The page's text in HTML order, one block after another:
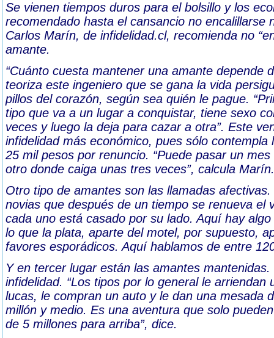
Se vienen tiempos duros para el bolsillo y los
recomendado hasta el cansancio no encalillarse
Carlos Marín, de infidelidad.cl, recomienda no
amante.
“Cuánto cuesta mantener una amante depende
teoriza este ingeniero que se gana la vida
pillos del corazón, según sea quién le pague.
tipo que va a un lugar a conquistar, tiene sexo
veces y luego la deja para cazar a otra”. Este
infidelidad más económico, pues sólo contempla
25 mil pesos por renuncio. “Puede pasar un
otro donde caiga unas tres veces”, calcula Marín.
Otro tipo de amantes son las llamadas
novias que después de un tiempo se renueva el
cada uno está casado por su lado. Aquí hay
lo que la plata, aparte del motel, por supuesto,
favores esporádicos. Aquí hablamos de entre
Y en tercer lugar están las amantes mantenidas.
infidelidad. “Los tipos por lo general le arriendan
lucas, le compran un auto y le dan una mesada
millón y medio. Es una aventura que solo
de 5 millones para arriba”, dice.